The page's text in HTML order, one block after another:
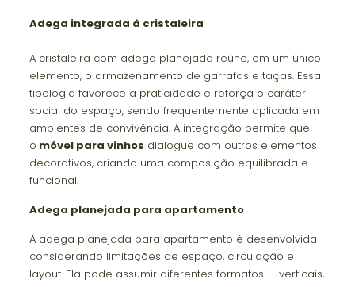
Adega integrada à cristaleira
A cristaleira com adega planejada reúne, em um único
elemento, o armazenamento de garrafas e taças. Essa
tipologia favorece a praticidade e reforça o caráter
social do espaço, sendo frequentemente aplicada em
ambientes de convivência. A integração permite que
o móvel para vinhos dialogue com outros elementos
decorativos, criando uma composição equilibrada e
funcional.
Adega planejada para apartamento
A adega planejada para apartamento é desenvolvida
considerando limitações de espaço, circulação e
layout. Ela pode assumir diferentes formatos — verticais,